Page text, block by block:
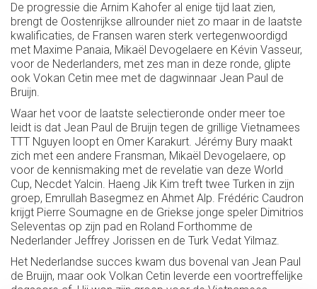
De progressie die Arnim Kahofer al enige tijd laat zien,
brengt de Oostenrijkse allrounder niet zo maar in de laatste
kwalificaties, de Fransen waren sterk vertegenwoordigd
met Maxime Panaia, Mikaël Devogelaere en Kévin Vasseur,
voor de Nederlanders, met zes man in deze ronde, glipte
ook Vokan Cetin mee met de dagwinnaar Jean Paul de
Bruijn.
Waar het voor de laatste selectieronde onder meer toe
leidt is dat Jean Paul de Bruijn tegen de grillige Vietnamees
TTT Nguyen loopt en Omer Karakurt. Jérémy Bury maakt
zich met een andere Fransman, Mikaël Devogelaere, op
voor de kennismaking met de revelatie van deze World
Cup, Necdet Yalcin. Haeng Jik Kim treft twee Turken in zijn
groep, Emrullah Basegmez en Ahmet Alp. Frédéric Caudron
krijgt Pierre Soumagne en de Griekse jonge speler Dimitrios
Seleventas op zijn pad en Roland Forthomme de
Nederlander Jeffrey Jorissen en de Turk Vedat Yilmaz.
Het Nederlandse succes kwam dus bovenal van Jean Paul
de Bruijn, maar ook Volkan Cetin leverde een voortreffelijke